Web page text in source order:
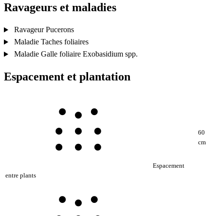
Ravageurs et maladies
RavageurPucerons
Maladie Taches foliaires
Maladie Galle foliaire Exobasidium spp.
Espacement et plantation
Espacement
entre plants
60
cm